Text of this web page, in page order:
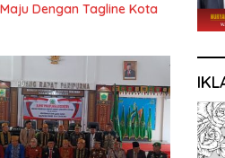
Dengan Tagline Kota